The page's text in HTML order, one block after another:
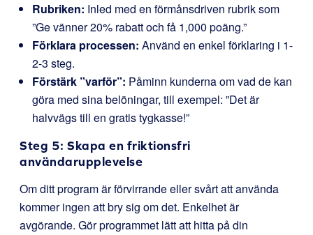
Rubriken: Inled med en förmånsdriven rubrik som
”Ge vänner 20% rabatt och få 1,000 poäng.”
Förklara processen: Använd en enkel förklaring i 1-
2-3 steg.
Förstärk ”varför”: Påminn kunderna om vad de kan
göra med sina belöningar, till exempel: ”Det är
halvvägs till en gratis tygkasse!”
Steg 5: Skapa en friktionsfri
användarupplevelse
Om ditt program är förvirrande eller svårt att använda
kommer ingen att bry sig om det. Enkelhet är
avgörande. Gör programmet lätt att hitta på din